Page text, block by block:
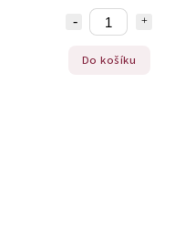
Do košíku